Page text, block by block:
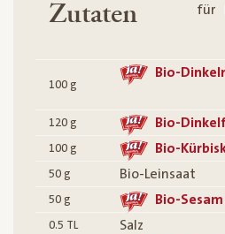
Zutaten für
100 g
Bio-
120 g Bio-
100 g Bio-
50 g Bio-Leinsaat
50 g Bio-Sesam
0.5 TL Salz